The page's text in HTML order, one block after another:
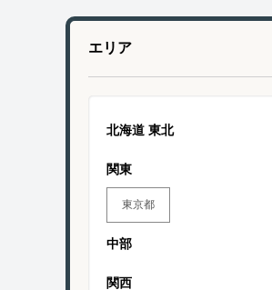
エリア
北海道 東北
関東
東京都
中部
関西